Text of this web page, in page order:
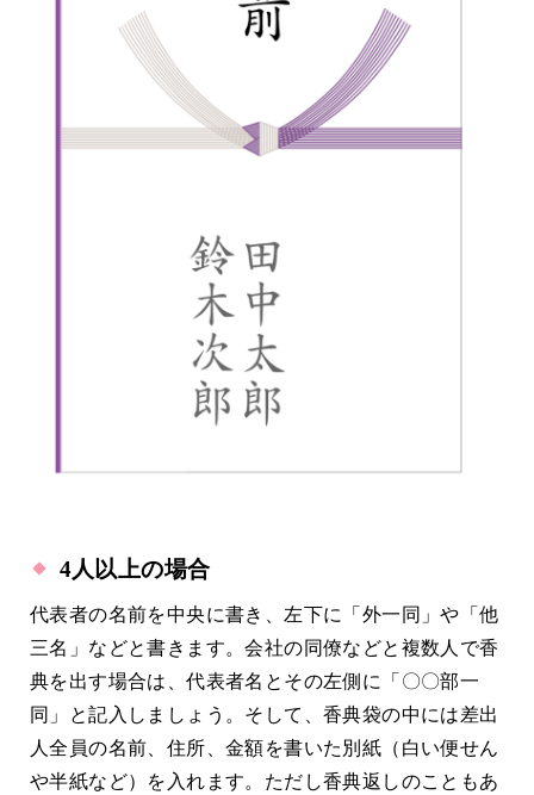
4人以上の場合
代表者の名前を中央に書き、左下に「外一同」や「他
三名」などと書きます。会社の同僚などと複数人で香
典を出す場合は、代表者名とその左側に「〇〇部一
同」と記入しましょう。そして、香典袋の中には差出
人全員の名前、住所、金額を書いた別紙（白い便せん
や半紙など）を入れます。ただし香典返しのこともあ